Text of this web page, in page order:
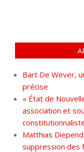
Bart De Wever,
précise
« État de
association et
Matthias
suppression des